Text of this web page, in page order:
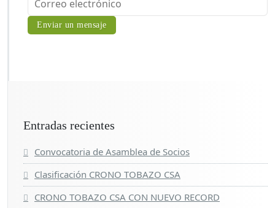
Entradas recientes
Convocatoria de Asamblea de Socios
Clasificación CRONO TOBAZO CSA
CRONO TOBAZO CSA CON NUEVO RECORD